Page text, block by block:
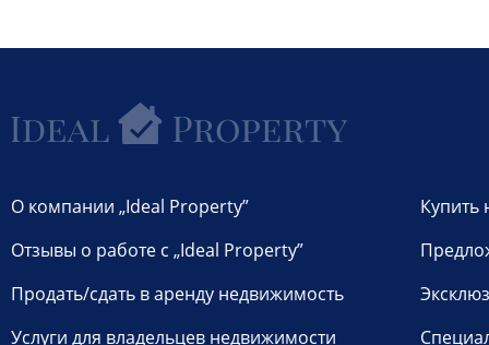
О компании „Ideal Property”
Отзывы о работе с „Ideal Property”
Продать/сдать в аренду недвижимость
Услуги для владельцев недвижимости
Купить